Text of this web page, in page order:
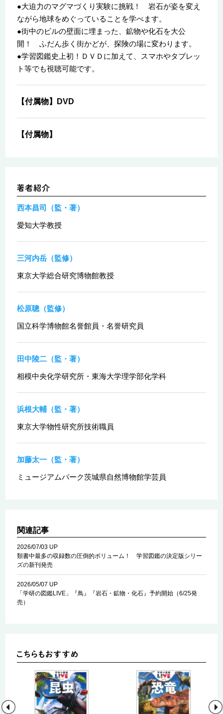
●大迫力のマグマづくり実験に挑戦！ 岩石が姿を変え
ながら地球をめぐっていることを学べます。
●街中のビルの壁面に埋まった、鉱物や化石を大公
開！ ふだん歩く街かどが、探険の場に変わります。
●学習図鑑史上初！ＤＶＤに加えて、スマホやタブレッ
ト等でも視聴可能です。
【付属物】DVD
【付属物】
西本昌司（監・著）
愛知大学教授
三河内岳（監修）
東京大学総合研究博物館教授
松原聰（監修）
国立科学博物館名誉館員・名誉研究員
田中陵二（監・著）
相模中央化学研究所・東海大学理学部化学科
浜根大輔（監・著）
東京大学物性研究所技術職員
加藤太一（監・著）
ミュージアムパーク茨城県自然博物館学芸員
関連記事
2026/07/03 UP
類書中最多の収録数の圧倒的ボリューム！ 学習図鑑の決定版シリー
ズの新刊発売
2026/05/07 UP
「学研の図鑑LIVE」『鳥』『岩石・鉱物・化石』予約開始（6/25発
売）